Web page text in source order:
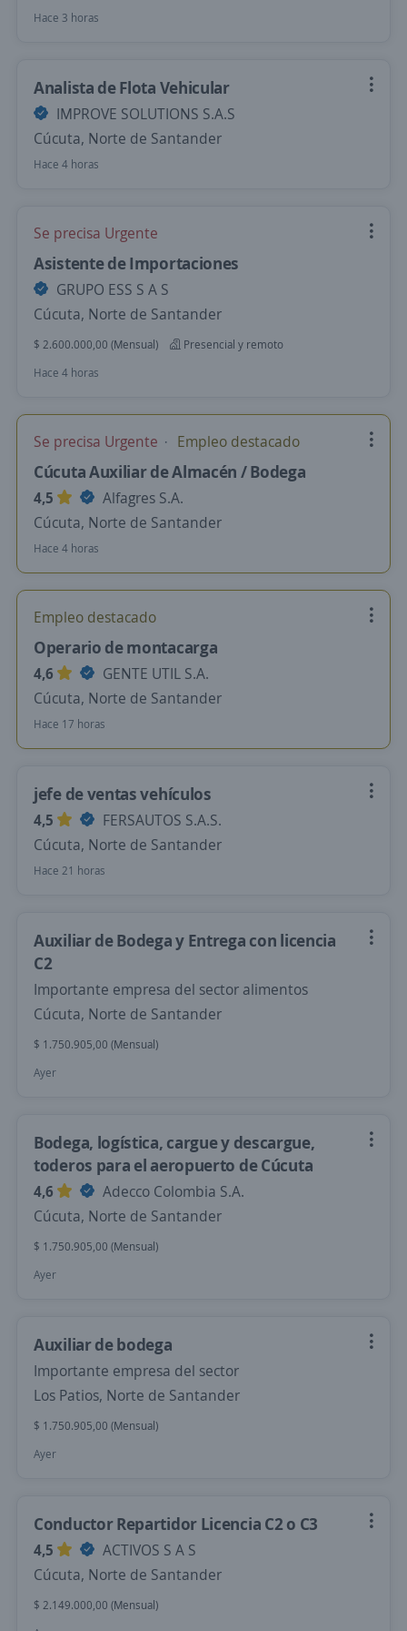
Hace 3 horas
Analista de Flota Vehicular
IMPROVE SOLUTIONS S.A.S
Cúcuta, Norte de Santander
Hace 4 horas
Se precisa Urgente
Asistente de Importaciones
GRUPO ESS S A S
Cúcuta, Norte de Santander
$ 2.600.000,00 (Mensual)
Presencial y remoto
Hace 4 horas
Se precisa Urgente Empleo destacado
Cúcuta Auxiliar de Almacén / Bodega
4,5
Alfagres S.A.
Cúcuta, Norte de Santander
Hace 4 horas
Empleo destacado
Operario de montacarga
4,6
GENTE UTIL S.A.
Cúcuta, Norte de Santander
Hace 17 horas
jefe de ventas vehículos
4,5
FERSAUTOS S.A.S.
Cúcuta, Norte de Santander
Hace 21 horas
Auxiliar de Bodega y Entrega con licencia
C2
Importante empresa del sector alimentos
Cúcuta, Norte de Santander
$ 1.750.905,00 (Mensual)
Ayer
Bodega, logística, cargue y descargue,
toderos para el aeropuerto de Cúcuta
4,6
Adecco Colombia S.A.
Cúcuta, Norte de Santander
$ 1.750.905,00 (Mensual)
Ayer
Auxiliar de bodega
Importante empresa del sector
Los Patios, Norte de Santander
$ 1.750.905,00 (Mensual)
Ayer
Conductor Repartidor Licencia C2 o C3
4,5
ACTIVOS S A S
Cúcuta, Norte de Santander
$ 2.149.000,00 (Mensual)